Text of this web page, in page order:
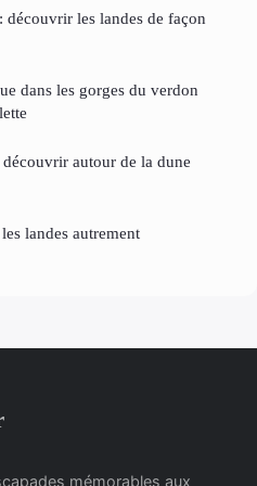
découvrir les landes de façon
dans les gorges du verdon
autour de la dune
landes autrement
mémorables aux